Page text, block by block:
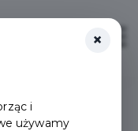
Publicznej w
×
i
używamy